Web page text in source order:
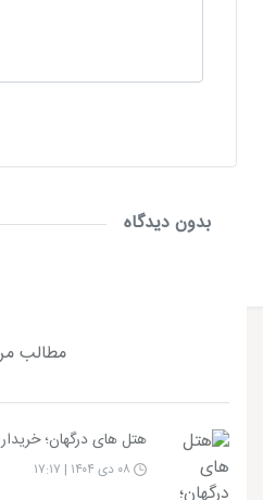
بدون دیدگاه
مطالب
هتل های درگهان؛